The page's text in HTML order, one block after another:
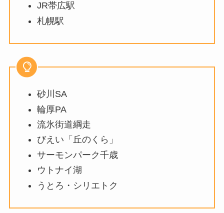
JR帯広駅
札幌駅
砂川SA
輪厚PA
流氷街道綱走
びえい「丘のくら」
サーモンパーク千歳
ウトナイ湖
うとろ・シリエトク